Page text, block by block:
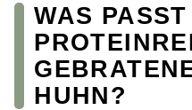
WAS PASST
HUHN?